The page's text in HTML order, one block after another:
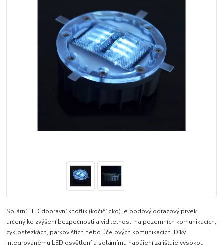
Solární LED dopravní knoflík (kočičí oko) je bodový odrazový prvek
určený ke zvýšení bezpečnosti a viditelnosti na pozemních komunikacích,
cyklostezkách, parkovištích nebo účelových komunikacích. Díky
integrovanému LED osvětlení a solárnímu napájení zajišťuje vysokou